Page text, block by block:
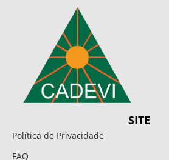
SITE
Política de Privacidade
FAQ